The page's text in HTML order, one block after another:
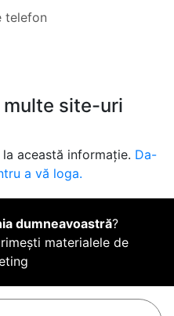
telefon
multe site-uri
această informație. Da-
a vă loga.
dumneavoastră?
materialele de